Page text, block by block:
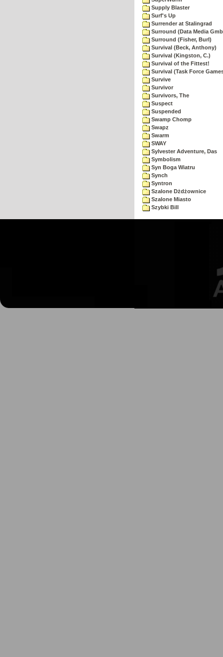
Supply Blaster
Surf's Up
Surrender at Stalingrad
Surround (Data Media
Surround (Fisher, Burl)
Survival (Beck, Anthony)
Survival (Kingston, C.)
Survival of the Fittest!
Survival (Task Force
Survive
Survivor
Survivors, The
Suspect
Suspended
Swamp Chomp
Swapz
Swarm
SWAY
Sylvester Adventure, Das
Symbolism
Syn Boga Wiatru
Synch
Syntron
Szalone Dżdżownice
Szalone Miasto
Szybki Bill